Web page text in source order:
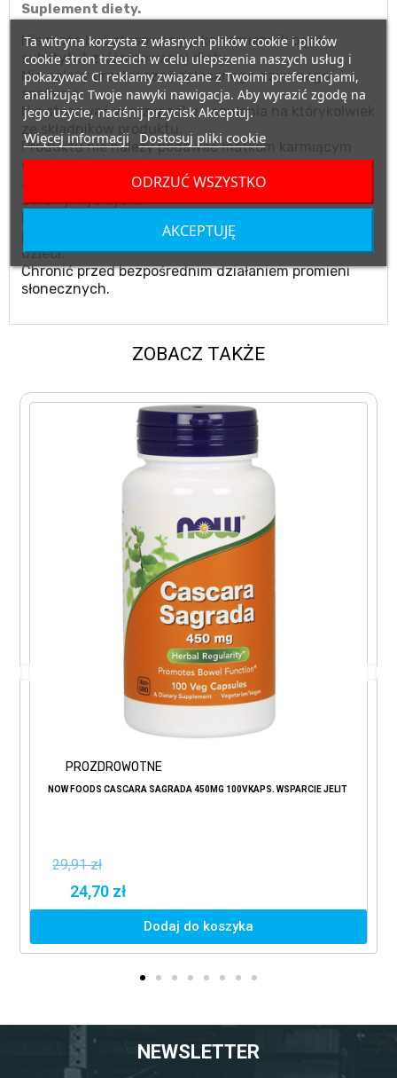
Suplement diety.
Nie może być stosowany jako zamiennik bądź
substytut zróżnicowanej diety.
Nie należy przekraczać zalecanego dziennego
spożycia.
Nie stosować w przypadku uczulenia na którykolwiek
ze składników produktu.
Produktu nie należy podawać matkom karmiącym
oraz kobietom w ciąży.
Zalecany jest zrównoważony sposób żywienia i
zdrowy tryb życia.
pokojowej, w miejscu niedostępnym dla małych
dzieci.
Chronić przed bezpośrednim działaniem promieni
słonecznych.
ZOBACZ TAKŻE
PROZDROWOTNE
NOW FOODS CASCARA SAGRADA 450MG 100VKAPS. WSPARCIE JELIT
29,91 zł
24,70 zł
Dodaj do koszyka
NEWSLETTER
Ta witryna korzysta z własnych plików cookie i plików
cookie stron trzecich w celu ulepszenia naszych usług i
pokazywać Ci reklamy związane z Twoimi preferencjami,
analizując Twoje nawyki nawigacja. Aby wyrazić zgodę na
jego użycie, naciśnij przycisk Akceptuj.
Więcej informacji Dostosuj pliki cookie
ODRZUĆ WSZYSTKO
AKCEPTUJĘ